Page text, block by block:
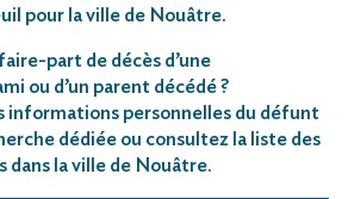
pour la ville de Nouâtre.
part de décès d’une
ou d’un parent décédé ?
informations personnelles du défunt
dédiée ou consultez la liste des
dans la ville de Nouâtre.